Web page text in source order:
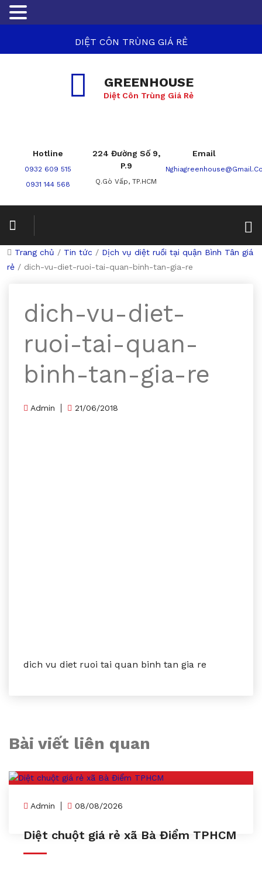
DIỆT CÔN TRÙNG GIÁ RẺ
GREENHOUSE
Diệt Côn Trùng Giá Rẻ
Hotline
0932 609 515
0931 144 568
224 Đường Số 9,
P.9
Q.Gò Vấp, TP.HCM
Email
Trang chủ / Tin tức / Dịch vụ diệt ruồi tại quận Bình Tân giá
rẻ / dich-vu-diet-ruoi-tai-quan-binh-tan-gia-re
dich-vu-diet-
ruoi-tai-quan-
binh-tan-gia-re
Admin 21/06/2018
dich vu diet ruoi tai quan binh tan gia re
Bài viết liên quan
Admin 08/08/2026
Diệt chuột giá rẻ xã Bà Điểm TPHCM